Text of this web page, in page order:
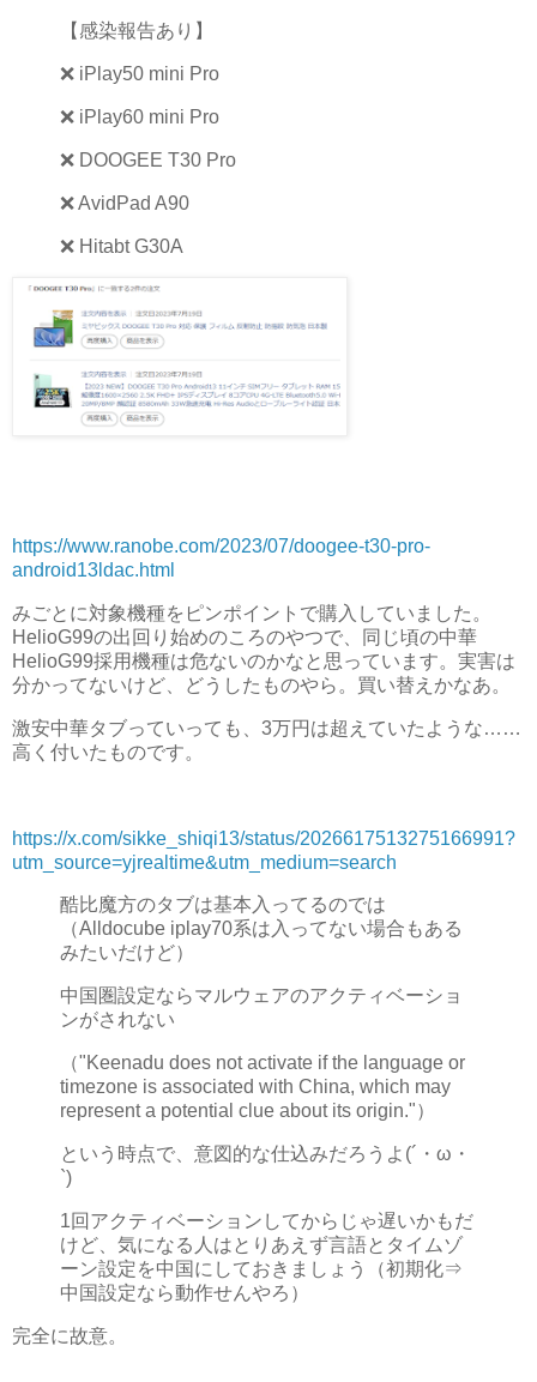
【感染報告あり】
❌ iPlay50 mini Pro
❌ iPlay60 mini Pro
❌ DOOGEE T30 Pro
❌ AvidPad A90
❌ Hitabt G30A
https://www.ranobe.com/2023/07/doogee-t30-pro-
android13ldac.html
みごとに対象機種をピンポイントで購入していました。
HelioG99の出回り始めのころのやつで、同じ頃の中華
HelioG99採用機種は危ないのかなと思っています。実害は
分かってないけど、どうしたものやら。買い替えかなあ。
激安中華タブっていっても、3万円は超えていたような……
高く付いたものです。
https://x.com/sikke_shiqi13/status/2026617513275166991?
utm_source=yjrealtime&utm_medium=search
酷比魔方のタブは基本入ってるのでは
（Alldocube iplay70系は入ってない場合もある
みたいだけど）
中国圏設定ならマルウェアのアクティベーショ
ンがされない
（"Keenadu does not activate if the language or
timezone is associated with China, which may
represent a potential clue about its origin."）
という時点で、意図的な仕込みだろうよ(´・ω・
`)
1回アクティベーションしてからじゃ遅いかもだ
けど、気になる人はとりあえず言語とタイムゾ
ーン設定を中国にしておきましょう（初期化⇒
中国設定なら動作せんやろ）
完全に故意。